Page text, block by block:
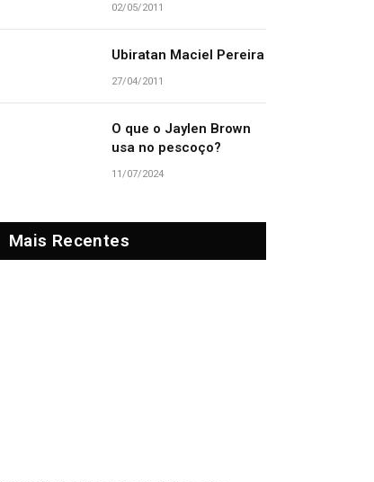
02/05/2011
Ubiratan Maciel Pereira
27/04/2011
O que o Jaylen Brown
usa no pescoço?
11/07/2024
Mais Recentes